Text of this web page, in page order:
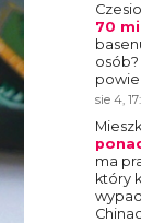
Czesio
70
sie 4,
ma
który